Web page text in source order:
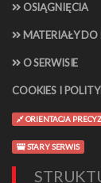
OSIĄGNIĘCIA
MATERIAŁY DO
O SERWISIE
COOKIES I
ORIENTACJA
STARY SERWIS